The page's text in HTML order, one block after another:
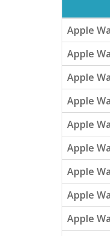
Apple
Apple
Apple
Apple
Apple
Apple
Apple
Apple
Apple